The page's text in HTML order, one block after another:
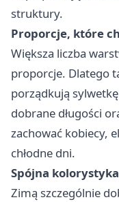
struktury.
Proporcje, które
Większa liczba
proporcje. Dlatego
porządkują
dobrane długości
zachować kobiecy,
chłodne dni.
Spójna
Zimą szczególnie